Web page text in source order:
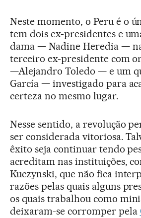
Neste momento, o Peru é o
tem dois ex-presidentes e
dama — Nadine Heredia —
terceiro ex-presidente com
—Alejandro Toledo — e um
García — investigado para
certeza no mesmo lugar.
Nesse sentido, a revolução
ser considerada vitoriosa.
êxito seja continuar tendo
acreditam nas instituições,
Kuczynski, que não fica
razões pelas quais alguns
os quais trabalhou como
deixaram-se corromper pela